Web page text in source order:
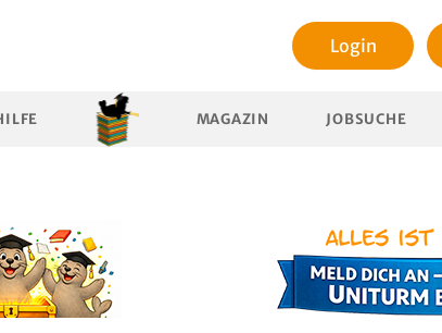
Login
MAGAZIN JOBSUCHE